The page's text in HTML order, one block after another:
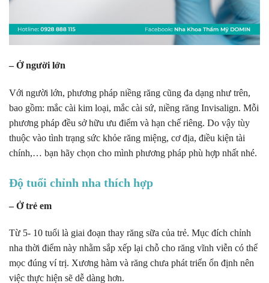
– Ở người lớn
Với người lớn, phương pháp niềng răng cũng đa dạng như trên,
bao gồm: mắc cài kim loại, mắc cài sứ, niềng răng Invisalign. Mỗi
phương pháp đều sở hữu ưu điểm và hạn chế riêng. Do vậy tùy
thuộc vào tình trạng sức khỏe răng miệng, cơ địa, điều kiện tài
chính,… bạn hãy chọn cho mình phương pháp phù hợp nhất nhé.
Độ tuổi chỉnh nha thích hợp
– Ở trẻ em
Từ 5- 10 tuổi là giai đoạn thay răng sữa của trẻ. Mục đích chỉnh
nha thời điểm này nhằm sắp xếp lại chỗ cho răng vĩnh viễn có thể
mọc đúng ví trị. Xương hàm và răng chưa phát triển ổn định nên
việc thực hiện sẽ dễ dàng hơn.